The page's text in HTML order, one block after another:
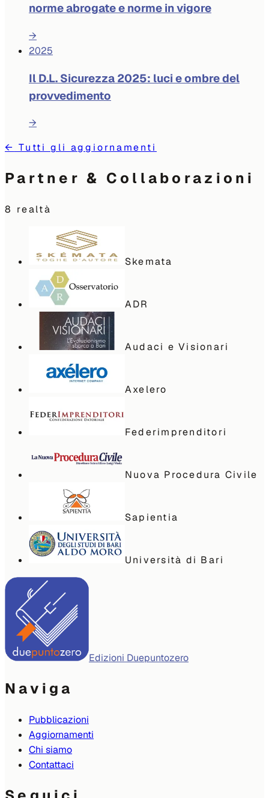
norme abrogate e norme in vigore
→
2025
Il D.L. Sicurezza 2025: luci e ombre del
provvedimento
→
← Tutti gli aggiornamenti
Partner & Collaborazioni
8 realtà
Skemata
ADR
Audaci e Visionari
Axelero
Federimprenditori
Nuova Procedura Civile
Sapientia
Università di Bari
Edizioni Duepuntozero
Naviga
Pubblicazioni
Aggiornamenti
Chi siamo
Contattaci